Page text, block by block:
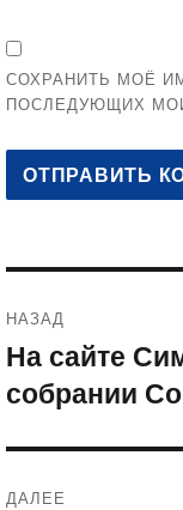
СОХРАНИТЬ МОЁ
ПОСЛЕДУЮЩИХ
по
записям
НАЗАД
Предыдущая
запись:
На сайте
собрании
ДАЛЕЕ